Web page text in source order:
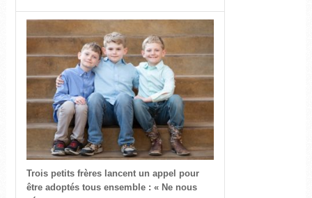
Trois petits frères lancent un appel pour
être adoptés tous ensemble : « Ne nous